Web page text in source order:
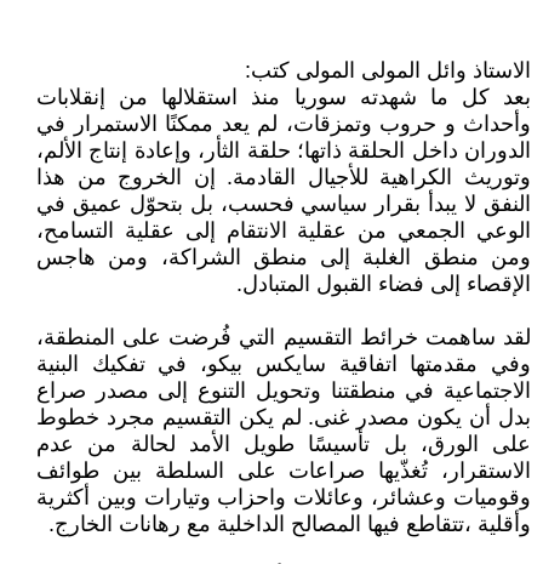
الاستاذ وائل المولى المولى كتب:
بعد كل ما شهدته سوريا منذ استقلالها من إنقلابات
وأحداث و حروب وتمزقات، لم يعد ممكنًا الاستمرار في
الدوران داخل الحلقة ذاتها؛ حلقة الثأر، وإعادة إنتاج الألم،
وتوريث الكراهية للأجيال القادمة. إن الخروج من هذا
النفق لا يبدأ بقرار سياسي فحسب، بل بتحوّل عميق في
الوعي الجمعي من عقلية الانتقام إلى عقلية التسامح،
ومن منطق الغلبة إلى منطق الشراكة، ومن هاجس
الإقصاء إلى فضاء القبول المتبادل.
لقد ساهمت خرائط التقسيم التي فُرضت على المنطقة،
وفي مقدمتها اتفاقية سايكس بيكو، في تفكيك البنية
الاجتماعية في منطقتنا وتحويل التنوع إلى مصدر صراع
بدل أن يكون مصدر غنى. لم يكن التقسيم مجرد خطوط
على الورق، بل تأسيسًا طويل الأمد لحالة من عدم
الاستقرار، تُغذّيها صراعات على السلطة بين طوائف
وقوميات وعشائر، وعائلات واحزاب وتيارات وبين أكثرية
وأقلية ،تتقاطع فيها المصالح الداخلية مع رهانات الخارج.